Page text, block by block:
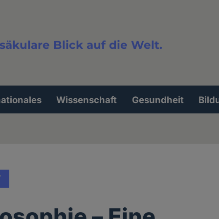
Blick auf die Welt.
Wissenschaft Gesundheit